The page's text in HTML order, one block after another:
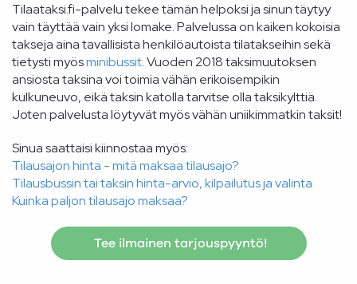
Tilaataksi.fi-palvelu tekee tämän helpoksi ja sinun täytyy
vain täyttää vain yksi lomake. Palvelussa on kaiken kokoisia
takseja aina tavallisista henkilöautoista tilatakseihin sekä
tietysti myösminibussit. Vuoden 2018 taksimuutoksen
ansiosta taksina voi toimia vähän erikoisempikin
kulkuneuvo, eikä taksin katolla tarvitse olla taksikylttiä.
Joten palvelusta löytyvät myös vähän uniikimmatkin taksit!
Sinua saattaisi kiinnostaa myös:
Tilausajon hinta - mitä maksaa tilausajo?
Tilausbussin tai taksin hinta-arvio, kilpailutus ja valinta
Kuinka paljon tilausajo maksaa?
Tee ilmainen tarjouspyyntö!